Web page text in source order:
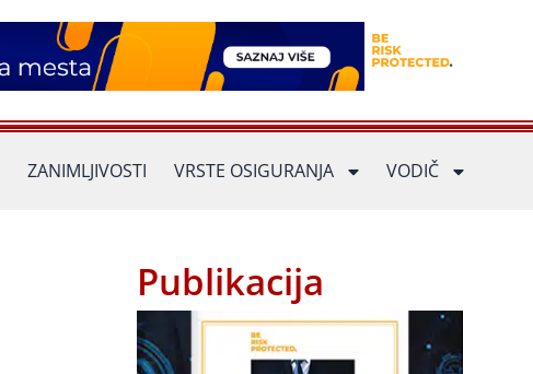
ZANIMLJIVOSTI VRSTE OSIGURANJA VODIČ
Publikacija